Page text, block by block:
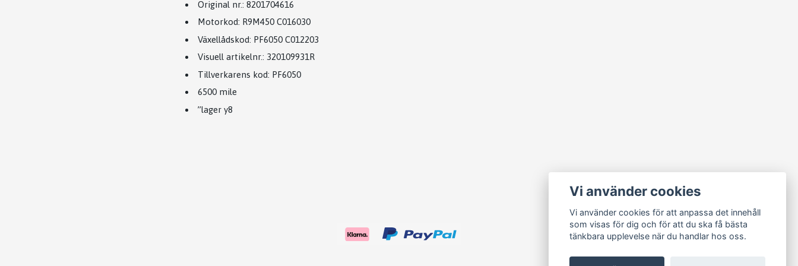
Original nr.: 8201704616
Motorkod: R9M450 C016030
Växellådskod: PF6050 C012203
Visuell artikelnr.: 320109931R
Tillverkarens kod: PF6050
6500 mile
’’lager y8
Vi använder cookies
Vi använder cookies för att anpassa det innehåll
som visas för dig och för att du ska få bästa
tänkbara upplevelse när du handlar hos oss.